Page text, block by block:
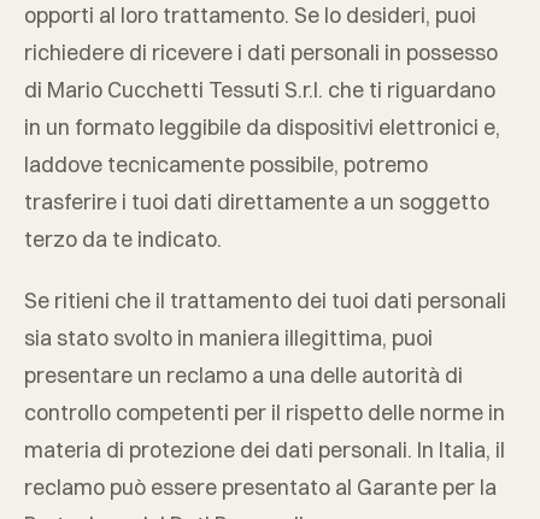
opporti al loro trattamento. Se lo desideri, puoi
richiedere di ricevere i dati personali in possesso
di Mario Cucchetti Tessuti S.r.l. che ti riguardano
in un formato leggibile da dispositivi elettronici e,
laddove tecnicamente possibile, potremo
trasferire i tuoi dati direttamente a un soggetto
terzo da te indicato.
Se ritieni che il trattamento dei tuoi dati personali
sia stato svolto in maniera illegittima, puoi
presentare un reclamo a una delle autorità di
controllo competenti per il rispetto delle norme in
materia di protezione dei dati personali. In Italia, il
reclamo può essere presentato al Garante per la